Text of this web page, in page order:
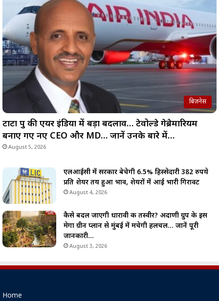
बिज़नेस
टाटा ग्रुप की एयर इंडिया में बड़ा बदलाव… टेवोल्डे गेब्रेमारियम
बनाए गए नए CEO और MD… जानें उनके बारे में…
August 5, 2026
एलआईसी में सरकार बेचेगी 6.5% हिस्सेदारी 382 रुपये
प्रति शेयर तय हुआ भाव, शेयरों में आई भारी गिरावट
August 4, 2026
कैसे बदल जाएगी धारावी की तस्वीर? अदाणी ग्रुप के इस
मेगा ग्रीन प्लान से मुंबई में मचेगी हलचल… जानें पूरी
जानकारी…
August 3, 2026
Home